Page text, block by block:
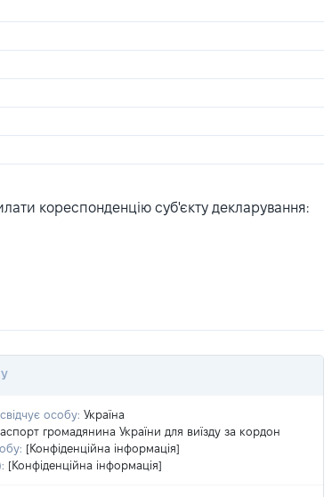
кореспонденцію суб'єкту декларування:
особу: Україна
громадянина України для виїзду за кордон
[Конфіденційна інформація]
[Конфіденційна інформація]